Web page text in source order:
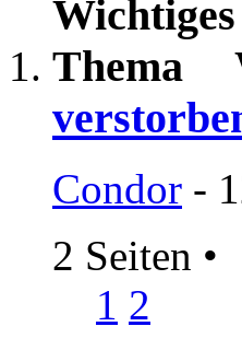
Condor -
2 Seiten •
1 2